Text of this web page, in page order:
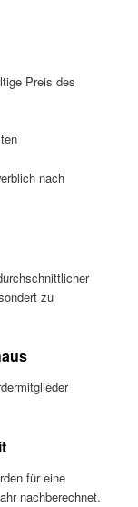
Preis des
nach
zu
für eine
nachberechnet.